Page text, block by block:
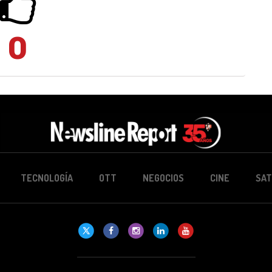
0
TECNOLOGÍA OTT NEGOCIOS CINE